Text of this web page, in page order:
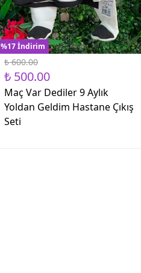
%17 İndirim
₺ 600.00
₺ 500.00
Maç Var Dediler 9 Aylık
Yoldan Geldim Hastane Çıkış
Seti